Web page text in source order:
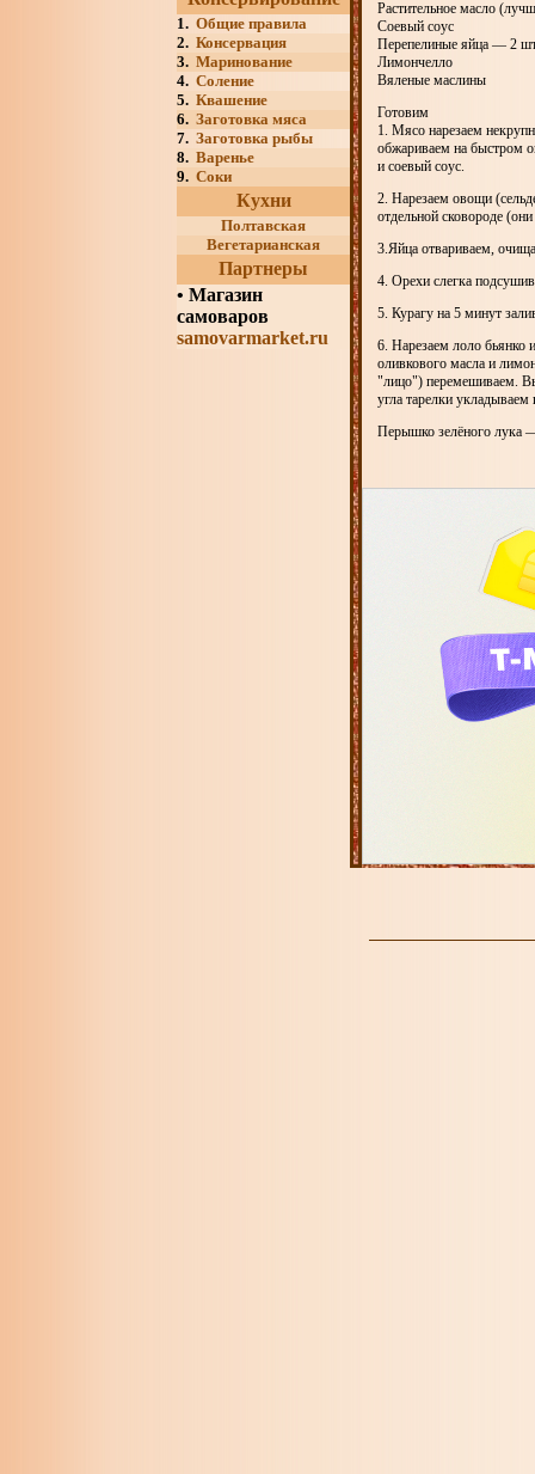
1. Общие правила
2. Консервация
3. Маринование
4. Соление
5. Квашение
6. Заготовка мяса
7. Заготовка рыбы
8. Варенье
9. Соки
Кухни
Полтавская
Вегетарианская
Партнеры
• Магазин
самоваров
samovarmarket.ru
Растительное масло
Соевый соус
Перепелиные яйца — 2
Лимончелло
Вяленые маслины
Готовим
1. Мясо нарезаем
обжариваем на быстром
и соевый соус.
2. Нарезаем овощи
отдельной сковороде
3.Яйца отвариваем,
4. Орехи слегка
5. Курагу на 5 минут
6. Нарезаем лоло бьянко
оливкового масла и
"лицо") перемешиваем.
угла тарелки
Перышко зелёного лука